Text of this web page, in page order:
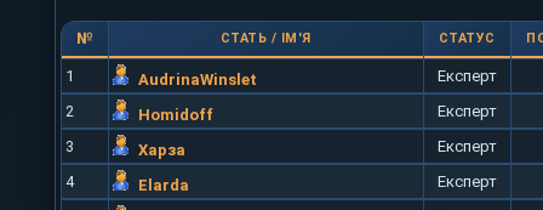
№ СТАТЬ / ІМ'Я СТАТУС
1 AudrinaWinslet
Експерт
2
Homidoff
Експерт
3
Харза
Експерт
4
Elarda
Експерт